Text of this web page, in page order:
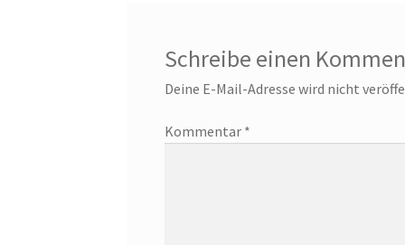
Schreibe einen
Deine E-Mail-Adresse wird nicht
Kommentar *